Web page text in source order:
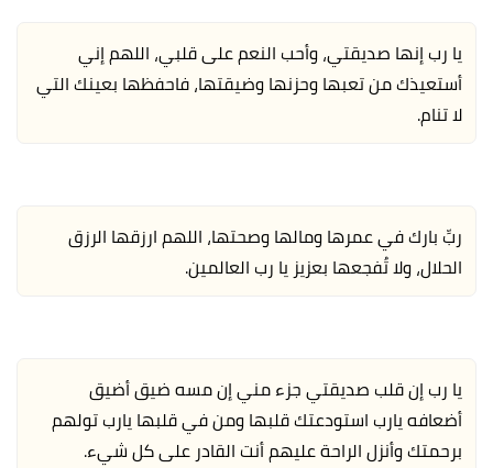
يا رب إنها صديقتي، وأحب النعم على قلبي، اللهم إني
أستعيذك من تعبها وحزنها وضيقتها، فاحفظها بعينك التي
لا تنام.
ربِّ بارك في عمرها ومالها وصحتها، اللهم ارزقها الرزق
الحلال، ولا تُفجعها بعزيز يا رب العالمين.
يا رب إن قلب صديقتي جزء مني إن مسه ضيق أضيق
أضعافه يارب استودعتك قلبها ومن في قلبها يارب تولهم
برحمتك وأنزل الراحة عليهم أنت القادر على كل شيء.